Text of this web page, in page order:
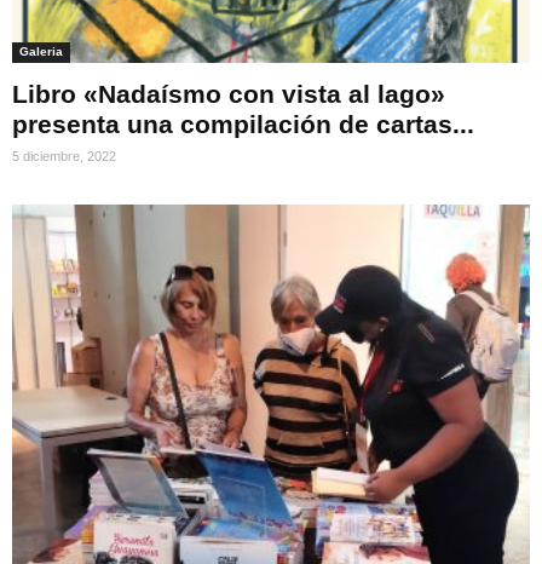
Galeria
Libro «Nadaísmo con vista al lago»
presenta una compilación de cartas...
5 diciembre, 2022